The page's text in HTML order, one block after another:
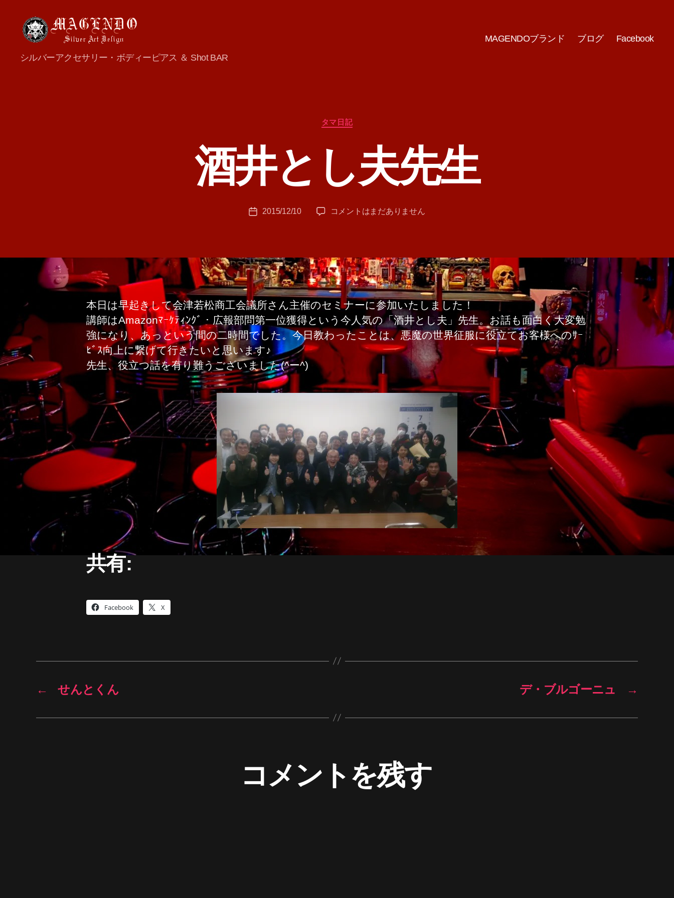
MAGENDO
JAPAN
シルバーアクセサリー・ボディーピアス ＆ Shot BAR
MAGENDOブランド ブログ Facebook
カ
テ
タマ日記
酒井とし夫先生
作
者
T
投
2015/12/10
酒
夫
先
生
へ
の
コメントはまだありません
本日は早起きして会津若松商工会議所さん主催のセミナーに参加いたしました！
講師はAmazonﾏｰｹﾃｨﾝｸﾞ・広報部問第一位獲得という今人気の「酒井とし夫」先生。お話も面白く大変勉
強になり、あっという間の二時間でした。今日教わったことは、悪魔の世界征服に役立てお客様へのｻｰ
ﾋﾞｽ向上に繋げて行きたいと思います♪
先生、役立つ話を有り難うございました(^ー^)
共有:
Facebook X
← せんとくん →
デ・ブルゴーニュ
コメントを残す